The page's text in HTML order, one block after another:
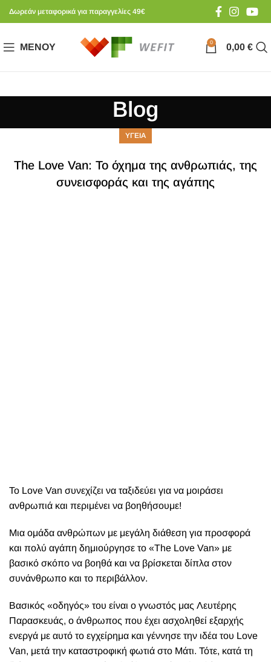
Δωρεάν μεταφορικά για παραγγελίες 49€
ΜΕΝΟΎ 0 0,00 €
Blog
ΥΓΕΙΑ
The Love Van: Το όχημα της ανθρωπιάς, της
συνεισφοράς και της αγάπης
Το Love Van συνεχίζει να ταξιδεύει για να μοιράσει
ανθρωπιά και περιμένει να βοηθήσουμε!
Μια ομάδα ανθρώπων με μεγάλη διάθεση για προσφορά
και πολύ αγάπη δημιούργησε το «The Love Van» με
βασικό σκόπο να βοηθά και να βρίσκεται δίπλα στον
συνάνθρωπο και το περιβάλλον.
Βασικός «οδηγός» του είναι o γνωστός μας Λευτέρης
Παρασκευάς, ο άνθρωπος που έχει ασχοληθεί εξαρχής
ενεργά με αυτό το εγχείρημα και γέννησε την ιδέα του Love
Van, μετά την καταστροφική φωτιά στο Μάτι. Τότε, κατά τη